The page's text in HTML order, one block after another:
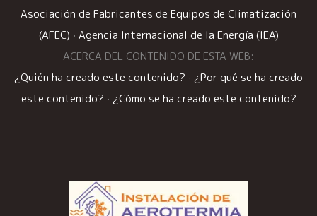
Asociación de Fabricantes de Equipos de Climatización
(AFEC) · Agencia Internacional de la Energía (IEA)
ACERCA DEL CONTENIDO DE ESTA WEB:
¿Quién ha creado este contenido? · ¿Por qué se ha creado
este contenido? · ¿Cómo se ha creado este contenido?